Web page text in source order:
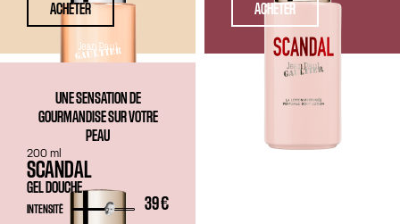
ACHETER ACHETER
UNE SENSATION DE
GOURMANDISE SUR VOTRE
PEAU
SCANDAL
GEL DOUCHE
39 €
INTENSITÉ
200 ml